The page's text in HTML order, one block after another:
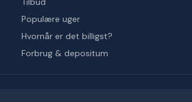
Populære uger
Hvornår er det billigst?
Forbrug & depositum